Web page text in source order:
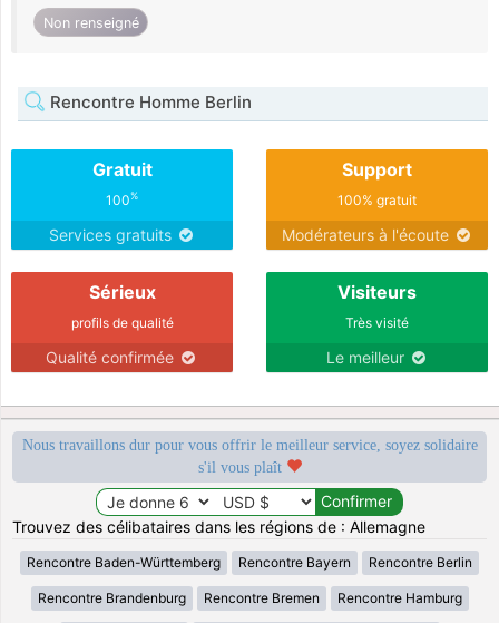
Non renseigné
Rencontre Homme Berlin
Gratuit
100%
Services gratuits
Support
100% gratuit
Modérateurs à l'écoute
Sérieux
profils de qualité
Qualité confirmée
Visiteurs
Très visité
Le meilleur
Nous travaillons dur pour vous offrir le meilleur service, soyez solidaire
s'il vous plaît
Trouvez des célibataires dans les régions de : Allemagne
Rencontre Baden-Württemberg Rencontre Bayern Rencontre Berlin
Rencontre Brandenburg Rencontre Bremen Rencontre Hamburg